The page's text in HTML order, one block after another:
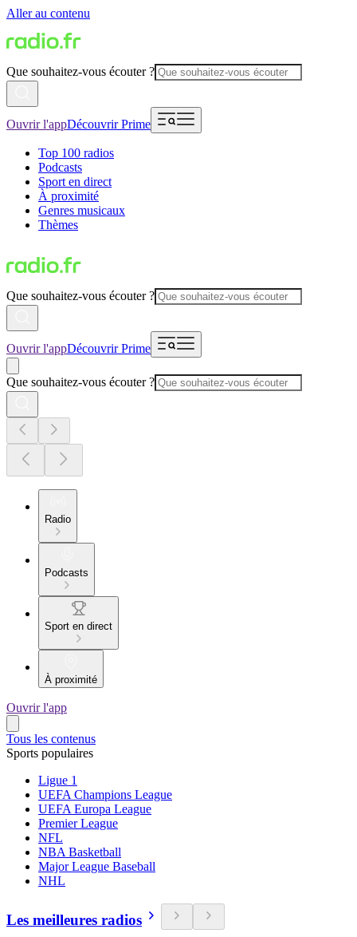
Aller au contenu
Que souhaitez-vous écouter ?
Ouvrir l'appDécouvrir Prime
Top 100 radios
Podcasts
Sport en direct
À proximité
Genres musicaux
Thèmes
Que souhaitez-vous écouter ?
Ouvrir l'appDécouvrir Prime
Que souhaitez-vous écouter ?
Radio
Podcasts
Sport en direct
À proximité
Ouvrir l'app
Tous les contenus
Sports populaires
Ligue 1
UEFA Champions League
UEFA Europa League
Premier League
NFL
NBA Basketball
Major League Baseball
NHL
Les meilleures radios